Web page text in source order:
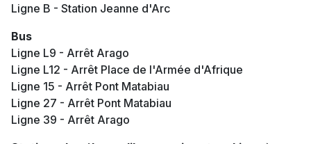
Ligne B - Station Jeanne d'Arc
Bus
Ligne L9 - Arrêt Arago
Ligne L12 - Arrêt Place de l'Armée d'Afrique
Ligne 15 - Arrêt Pont Matabiau
Ligne 27 - Arrêt Pont Matabiau
Ligne 39 - Arrêt Arago